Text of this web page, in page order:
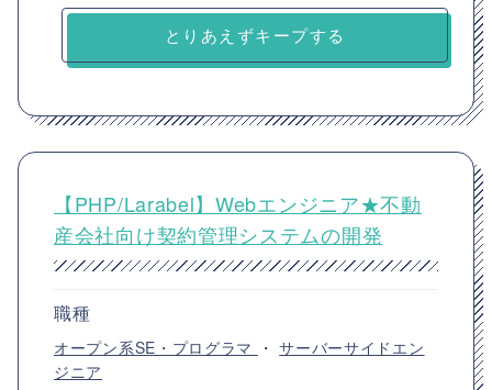
とりあえずキープする
【PHP/Larabel】Webエンジニア★不動
産会社向け契約管理システムの開発
職種
オープン系SE・プログラマ ・サーバーサイドエン
ジニア